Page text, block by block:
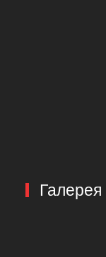
Галерея